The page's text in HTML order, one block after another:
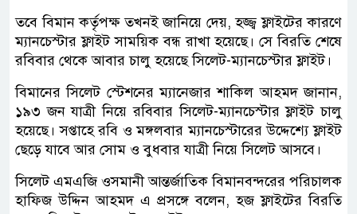
তবে বিমান কর্তৃপক্ষ তখনই জানিয়ে দেয়, হজ্জ্ব ফ্লাইটের কারণে
ম্যানচেস্টার ফ্লাইট সাময়িক বন্ধ রাখা হয়েছে। সে বিরতি শেষে
রবিবার থেকে আবার চালু হয়েছে সিলেট-ম্যানচেস্টার ফ্লাইট।
বিমানের সিলেট স্টেশনের ম্যানেজার শাকিল আহমদ জানান,
১৯৩ জন যাত্রী নিয়ে রবিবার সিলেট-ম্যানচেস্টার ফ্লাইট চালু
হয়েছে। সপ্তাহে রবি ও মঙ্গলবার ম্যানচেস্টারের উদ্দেশ্যে ফ্লাইট
ছেড়ে যাবে আর সোম ও বুধবার যাত্রী নিয়ে সিলেট আসবে।
সিলেট এমএজি ওসমানী আন্তর্জাতিক বিমানবন্দরের পরিচালক
হাফিজ উদ্দিন আহমদ এ প্রসঙ্গে বলেন, হজ ফ্লাইটের বিরতি